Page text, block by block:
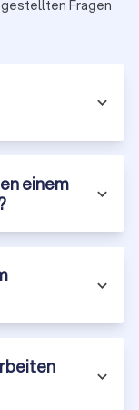
Fragen
einem